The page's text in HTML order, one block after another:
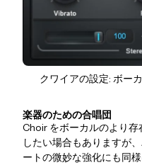
クワイアの設定: ボー
楽器のための合唱団
Choir をボーカルのより
したい場合もありますが
ートの微妙な強化にも同